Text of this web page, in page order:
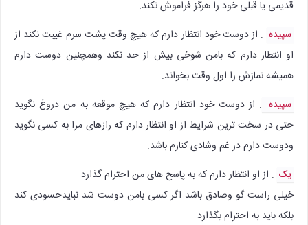
قدیمی یا قبلی خود را هرگز فراموش نکند‌‌.
سپیده : از دوست خود انتظار دارم که هیچ وقت پشت سرم غیبت نکند از
او انتطار دارم که بامن شوخی بیش از حد نکند وهمچنین دوست دارم
همیشه نمازش را اول وقت بخواند.
سپیده :‌ از دوست خود انتظار دارم که هیچ موقعه به من دروغ نگوید
حتی در سخت ترین شرایط از او انتظار دارم که رازهای مرا به کسی نگوید
ودوست دارم در غم وشادی کنارم باشد.
یک : از او انتظار دارم که به پاسخ های من احترام گذارد
خیلی راست گو وصادق باشد اگر کسی بامن دوست شد نبایدحسودی کند
بلکه باید به احترام بگذارد